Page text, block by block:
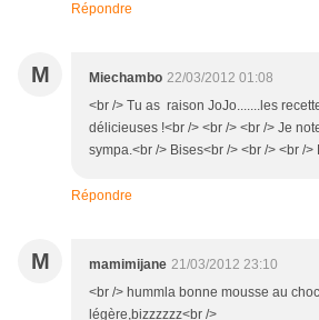
Répondre
M Miechambo 22/03/2012 01:08
<br /> Tu as raison JoJo.......les
délicieuses !<br /> <br /> <br /> Je
sympa.<br /> Bises<br /> <br /> <br />
Répondre
M mamimijane 21/03/2012 23:10
<br /> hummla bonne mousse au
légère,bizzzzzz<br />